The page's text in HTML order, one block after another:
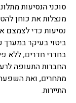
סוכני הנסיעות
מנצלות את כוחן
נסיעות כדי לצמצם
ביטוי בעיקר
בחדרי חדרים, ללא
מתחרים, ואת
התיירות.